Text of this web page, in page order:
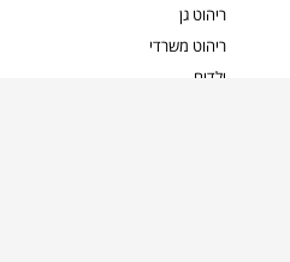
ריהוט גן
ריהוט משרדי
ילדים